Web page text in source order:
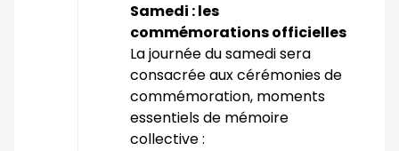
Samedi : les
commémorations officielles
La journée du samedi sera
consacrée aux cérémonies de
commémoration, moments
essentiels de mémoire
collective :